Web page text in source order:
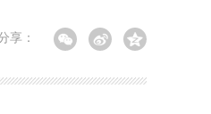
享：